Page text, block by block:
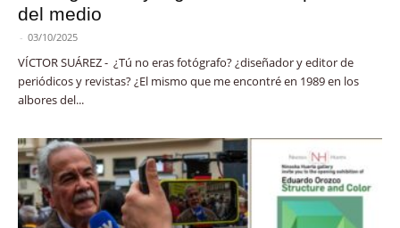
del medio
- 03/10/2025
VÍCTOR SUÁREZ - ¿Tú no eras fotógrafo? ¿diseñador y editor de
periódicos y revistas? ¿El mismo que me encontré en 1989 en los
albores del...